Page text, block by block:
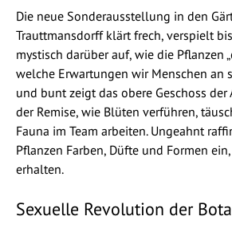
Die neue Sonderausstellung in den
Trauttmansdorff klärt frech, verspielt
mystisch darüber auf, wie die Pflanzen
welche Erwartungen wir Menschen an
und bunt zeigt das obere Geschoss
der Remise, wie Blüten verführen,
Fauna im Team arbeiten. Ungeahnt
Pflanzen Farben, Düfte und Formen
erhalten.
Sexuelle Revolution der